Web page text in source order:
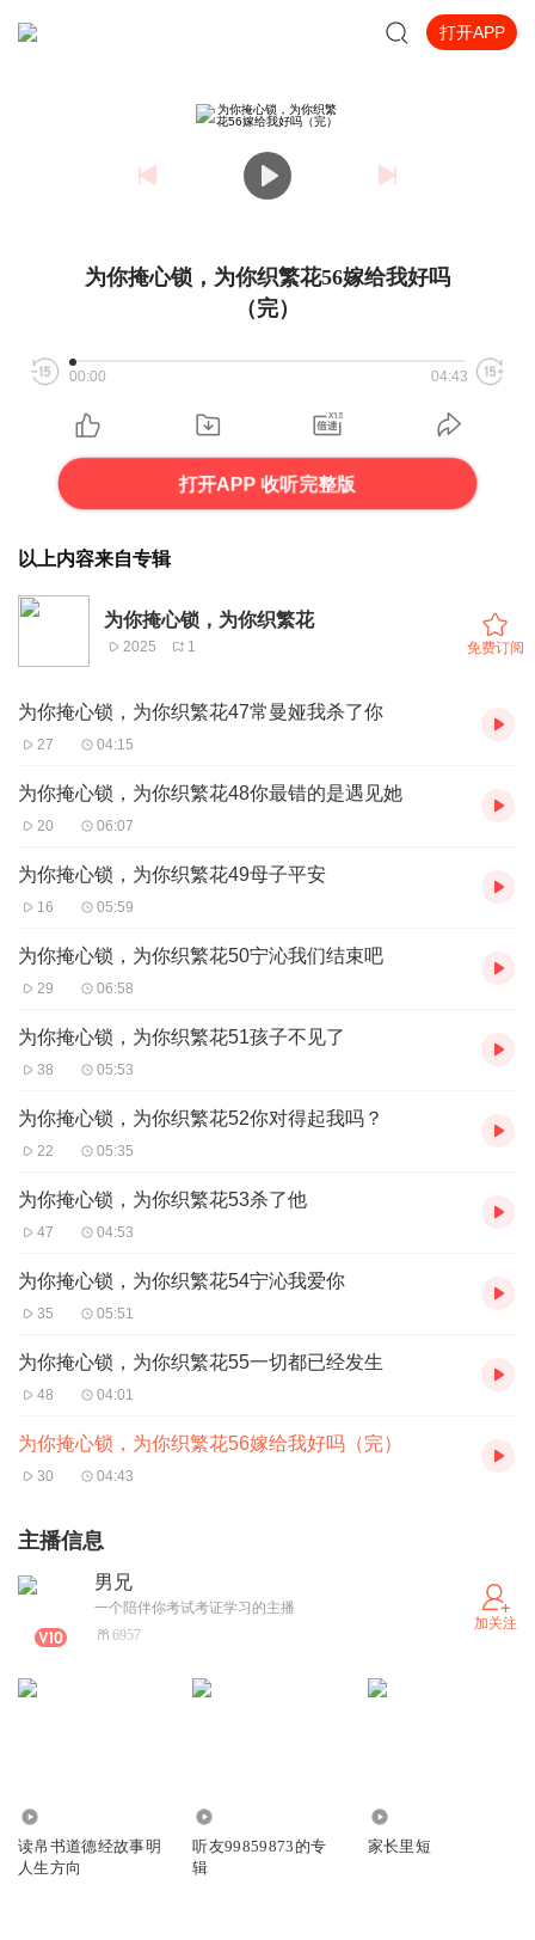
打开APP
为你掩心锁，为你织繁花56嫁给我好吗
（完）
00:00 04:43
打开APP 收听完整版
以上内容来自专辑
为你掩心锁，为你织繁花
2025 1 免费订阅
为你掩心锁，为你织繁花47常曼娅我杀了你
27 04:15
为你掩心锁，为你织繁花48你最错的是遇见她
20 06:07
为你掩心锁，为你织繁花49母子平安
16 05:59
为你掩心锁，为你织繁花50宁沁我们结束吧
29 06:58
为你掩心锁，为你织繁花51孩子不见了
38 05:53
为你掩心锁，为你织繁花52你对得起我吗？
22 05:35
为你掩心锁，为你织繁花53杀了他
47 04:53
为你掩心锁，为你织繁花54宁沁我爱你
35 05:51
为你掩心锁，为你织繁花55一切都已经发生
48 04:01
为你掩心锁，为你织繁花56嫁给我好吗（完）
30 04:43
主播信息
男兄
一个陪伴你考试考证学习的主播
6957
加关注
读帛书道德经故事明
人生方向
听友99859873的专
辑
家长里短